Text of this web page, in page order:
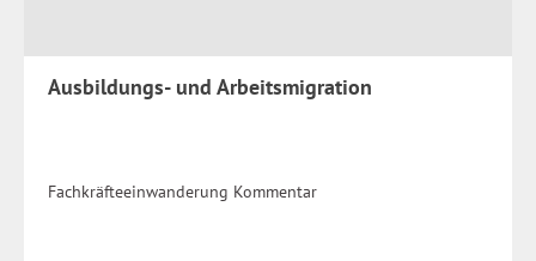
Ausbildungs- und Arbeitsmigration
Fachkräfteeinwanderung Kommentar